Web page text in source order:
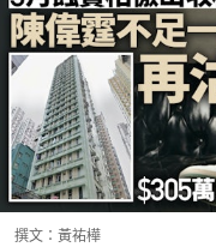
撰文： 黃祐樺